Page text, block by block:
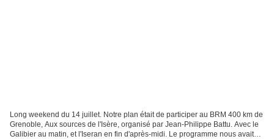
Long weekend du 14 juillet. Notre plan était de participer au BRM 400 km de
Grenoble, Aux sources de l'Isère, organisé par Jean-Philippe Battu. Avec le
Galibier au matin, et l'Iseran en fin d'après-midi. Le programme nous avait